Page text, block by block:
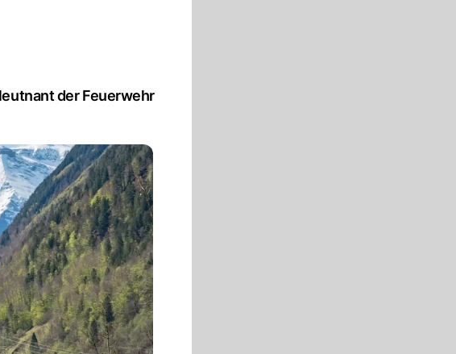
der Feuerwehr